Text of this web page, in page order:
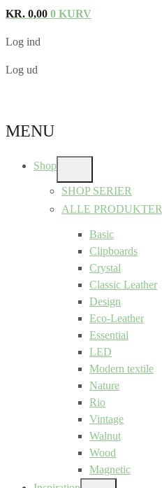
KR. 0,00 0 KURV
Log ind
Log ud
MENU
Shop
SUB
MENU
SHOP SERIER
ALLE PRODUKTER
Basic
Clipboards
Crystal
Classic Leather
Design
Eco-Leather
Essential
LED
Modern textile
Nature
Rio
Vintage
Walnut
Wood
Magnetic